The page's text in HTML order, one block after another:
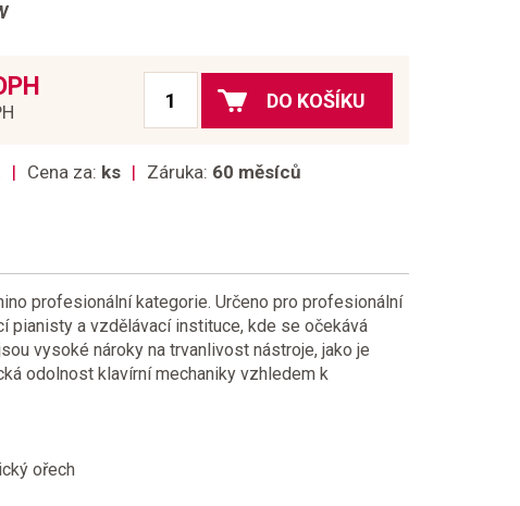
DO KOŠÍKU
Cena za: ks Záruka: 60 měsíců
profesionální kategorie. Určeno pro profesionální
pianisty a vzdělávací instituce, kde se očekává
vysoké nároky na trvanlivost nástroje, jako je
odolnost klavírní mechaniky vzhledem k
ořech